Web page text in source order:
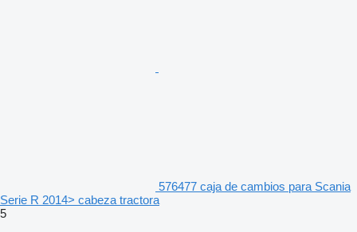
576477 caja de cambios para Scania
Serie R 2014> cabeza tractora
5